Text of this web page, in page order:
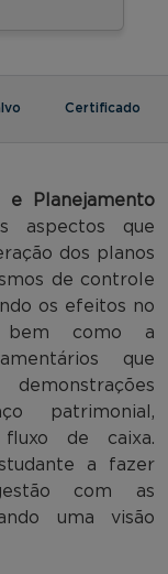
Certificado
e Planejamento
aspectos que
dos planos
de controle
os efeitos no
bem como a
que
patrimonial,
de caixa.
a fazer
com as
uma visão